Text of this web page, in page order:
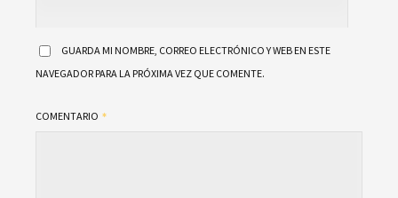
GUARDA MI NOMBRE, CORREO ELECTRÓNICO Y WEB EN ESTE
NAVEGADOR PARA LA PRÓXIMA VEZ QUE COMENTE.
COMENTARIO